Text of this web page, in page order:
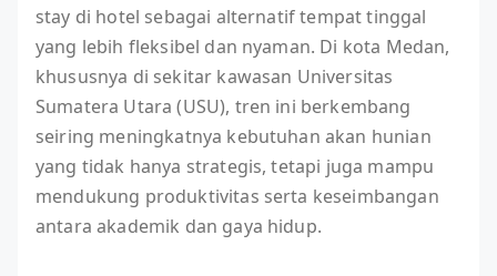
stay di hotel sebagai alternatif tempat tinggal
yang lebih fleksibel dan nyaman. Di kota Medan,
khususnya di sekitar kawasan Universitas
Sumatera Utara (USU), tren ini berkembang
seiring meningkatnya kebutuhan akan hunian
yang tidak hanya strategis, tetapi juga mampu
mendukung produktivitas serta keseimbangan
antara akademik dan gaya hidup.